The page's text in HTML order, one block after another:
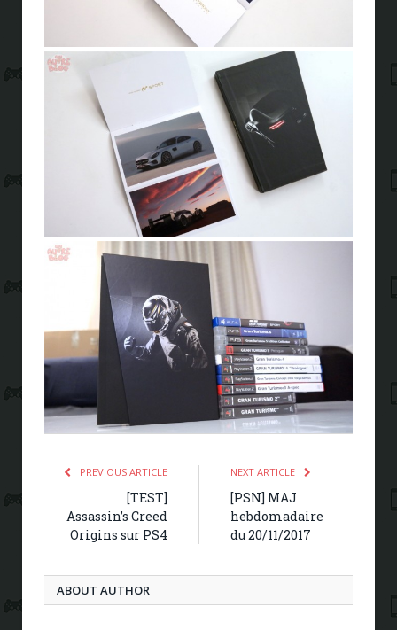
PREVIOUS ARTICLE
[TEST]
Assassin’s Creed
Origins sur PS4
NEXT ARTICLE
[PSN] MAJ
hebdomadaire
du 20/11/2017
ABOUT AUTHOR